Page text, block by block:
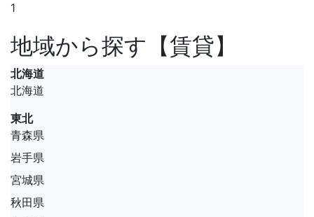
1
地域から探す【賃貸】
北海道
北海道
東北
青森県
岩手県
宮城県
秋田県